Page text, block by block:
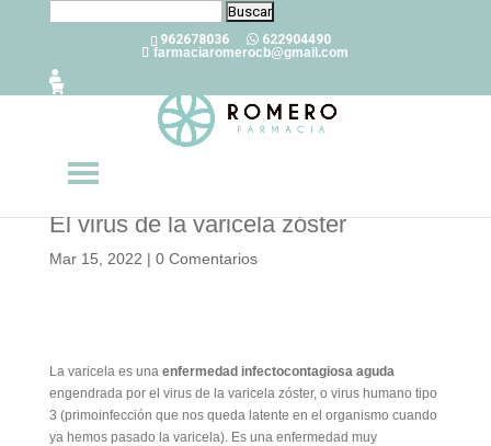
Buscar:
962678036
622904490
farmaciaromerocb@gmail.com
El virus de la varicela zóster
Mar 15, 2022 | 0 Comentarios
La varicela es una enfermedad infectocontagiosa aguda
engendrada por el virus de la varicela zóster, o virus humano tipo
3 (primoinfección que nos queda latente en el organismo cuando
ya hemos pasado la varicela). Es una enfermedad muy